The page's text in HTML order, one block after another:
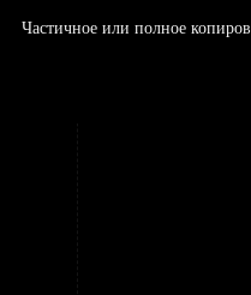
Частичное или полное